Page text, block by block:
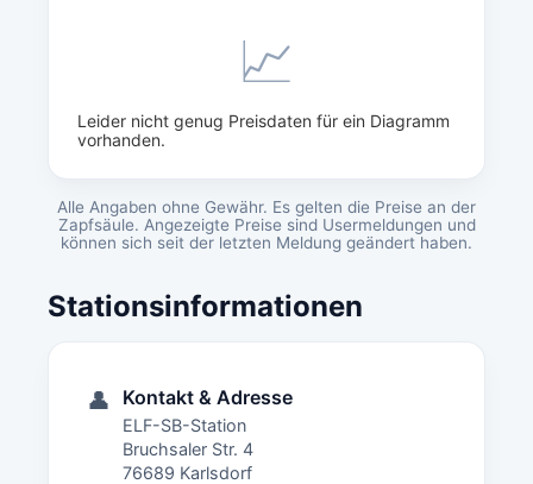
📈
Leider nicht genug Preisdaten für ein Diagramm
vorhanden.
Alle Angaben ohne Gewähr. Es gelten die Preise an der
Zapfsäule. Angezeigte Preise sind Usermeldungen und
können sich seit der letzten Meldung geändert haben.
Stationsinformationen
👤 Kontakt & Adresse
ELF-SB-Station
Bruchsaler Str. 4
76689 Karlsdorf